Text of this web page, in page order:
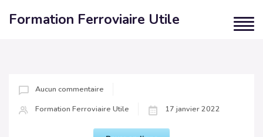
Formation Ferroviaire Utile
Aucun commentaire
Formation Ferroviaire Utile
17 janvier 2022